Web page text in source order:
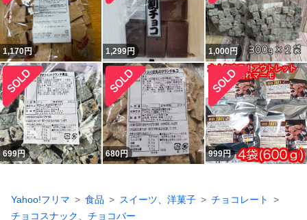
1,170円 1,299円 1,000円
699円 680円 999円
Yahoo!フリマ 食品 スイーツ、洋菓子
チョコレート
チョコスナック、チョコバー